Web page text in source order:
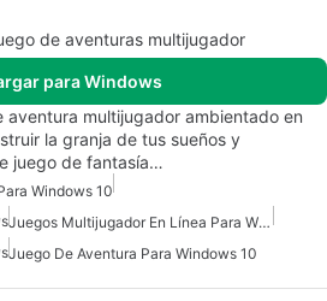
de aventuras multijugador
para Windows
aventura multijugador ambientado en
la granja de tus sueños y
juego de fantasía…
Windows 10
Juegos Multijugador En Línea Para Windows
Juego De Aventura Para Windows 10